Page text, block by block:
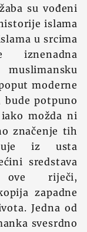
su vođeni
islama
u srcima
moderne
bude potpuno
možda ni
značenje tih
iz usta
sredstava
ove riječi,
zapadne
Jedna od
svesrdno